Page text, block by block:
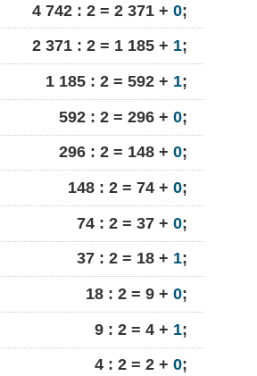
4 742 : 2 = 2 371 + 0;
2 371 : 2 = 1 185 + 1;
1 185 : 2 = 592 + 1;
592 : 2 = 296 + 0;
296 : 2 = 148 + 0;
148 : 2 = 74 + 0;
74 : 2 = 37 + 0;
37 : 2 = 18 + 1;
18 : 2 = 9 + 0;
9 : 2 = 4 + 1;
4 : 2 = 2 + 0;